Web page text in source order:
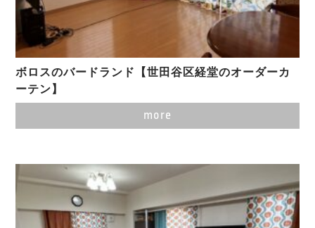
ボロスのバードランド【世田谷区経堂のオーダーカ
ーテン】
more